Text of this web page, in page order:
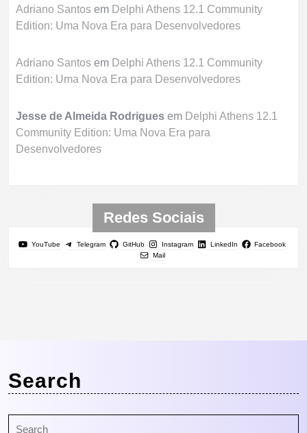
Adriano Santos em Delphi Athens 12.1 Community
Edition: Uma Nova Era para Desenvolvedores
Adriano Santos em Delphi Athens 12.1 Community
Edition: Uma Nova Era para Desenvolvedores
Jesse de Almeida Rodrigues em Delphi Athens 12.1
Community Edition: Uma Nova Era para
Desenvolvedores
Redes Sociais
YouTube Telegram GitHub Instagram LinkedIn
Facebook
Mail
Search